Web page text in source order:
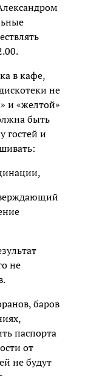
в кафе,
не
и «желтой»
быть
гостей и
не
баров
паспорта
от
не будут